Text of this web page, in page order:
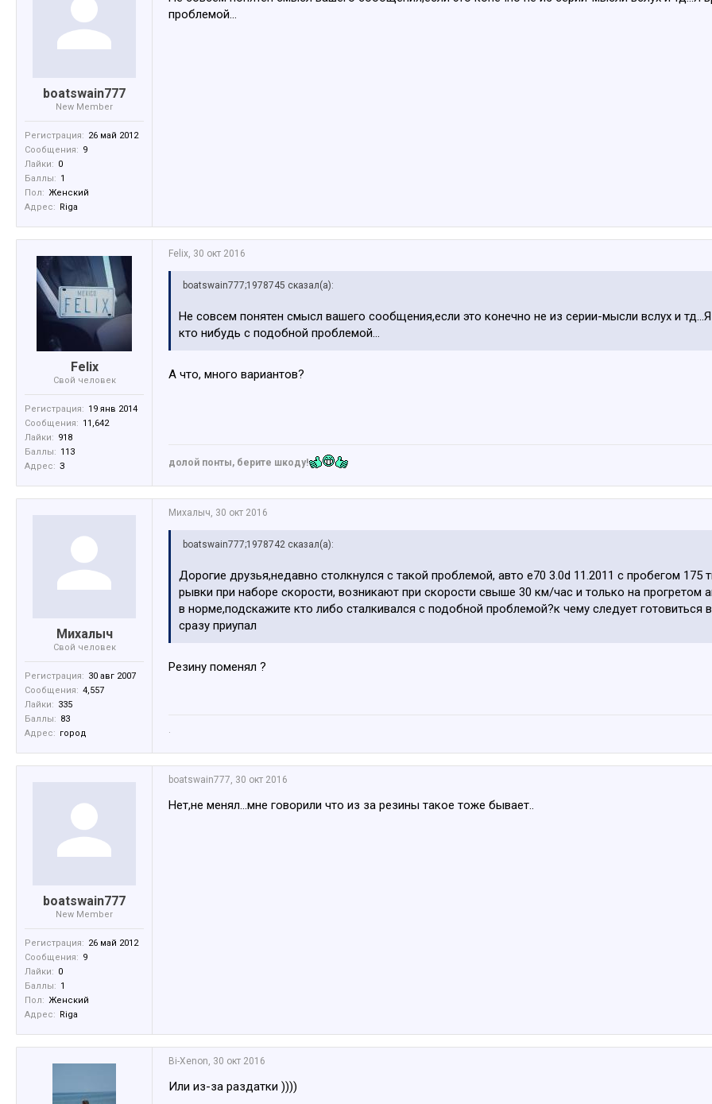
boatswain777
New Member
Регистрация: 26 май 2012
Сообщения: 9
Лайки: 0
Баллы: 1
Пол: Женский
Адрес: Riga
проблемой...
Felix
Свой человек
Регистрация: 19 янв 2014
Сообщения: 11,642
Лайки: 918
Баллы: 113
Адрес: З
Felix, 30 окт 2016
boatswain777;1978745 сказал(а):
Не совсем понятен смысл вашего сообщения,если это конечно не из серии-мысли вслух и
кто нибудь с подобной проблемой...
А что, много вариантов?
долой понты, берите шкоду!
Михалыч
Свой человек
Регистрация: 30 авг 2007
Сообщения: 4,557
Лайки: 335
Баллы: 83
Адрес: город
Михалыч, 30 окт 2016
boatswain777;1978742 сказал(а):
Дорогие друзья,недавно столкнулся с такой проблемой, авто е70 3.0d 11.2011 с пробегом 175
рывки при наборе скорости, возникают при скорости свыше 30 км/час и только на прогретом
в норме,подскажите кто либо сталкивался с подобной проблемой?к чему следует готовиться
сразу приупал
Резину поменял ?
.
boatswain777
New Member
Регистрация: 26 май 2012
Сообщения: 9
Лайки: 0
Баллы: 1
Пол: Женский
Адрес: Riga
boatswain777, 30 окт 2016
Нет,не менял...мне говорили что из за резины такое тоже бывает..
Bi-Xenon, 30 окт 2016
Или из-за раздатки ))))